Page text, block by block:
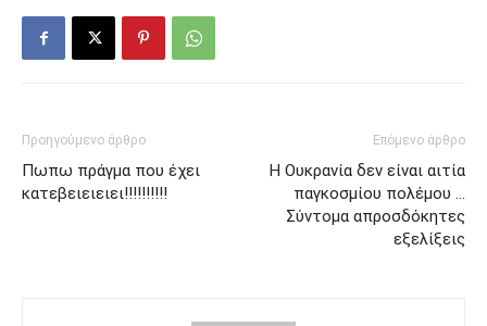
Προηγούμενο άρθρο
Πωπω πράγμα που έχει
κατεβειειειει!!!!!!!!!!
Επόμενο άρθρο
Η Ουκρανία δεν είναι αιτία
παγκοσμίου πολέμου …
Σύντομα απροσδόκητες
εξελίξεις